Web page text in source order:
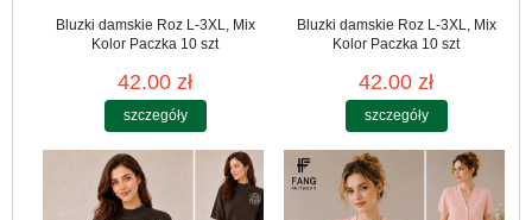
Bluzki damskie Roz L-3XL, Mix
Kolor Paczka 10 szt
42.00 zł
szczegóły
Bluzki damskie Roz L-3XL, Mix
Kolor Paczka 10 szt
42.00 zł
szczegóły